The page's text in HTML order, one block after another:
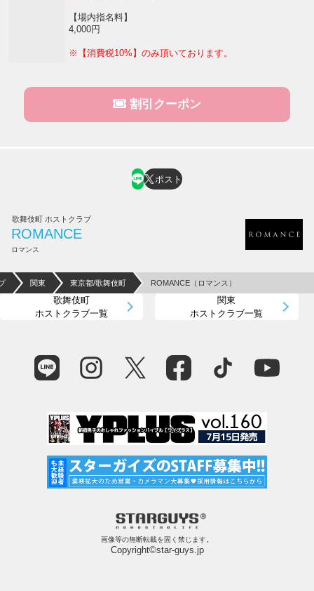
【場内指名料】
4,000円
※【消費税10%】のみ頂いております。
割引クーポン
ポスト
歌舞伎町 ホストクラブ
ROMANCE
ロマンス
関東 東京都/歌舞伎町 ROMANCE（ロマンス）
歌舞伎町
ホストクラブ一覧
関東
ホストクラブ一覧
画像等の無断転載を固く禁じます。
Copyright©star-guys.jp